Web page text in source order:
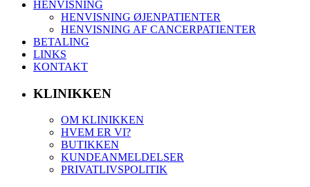
HENVISNING
HENVISNING ØJENPATIENTER
HENVISNING AF CANCERPATIENTER
BETALING
LINKS
KONTAKT
KLINIKKEN
OM KLINIKKEN
HVEM ER VI?
BUTIKKEN
KUNDEANMELDELSER
PRIVATLIVSPOLITIK